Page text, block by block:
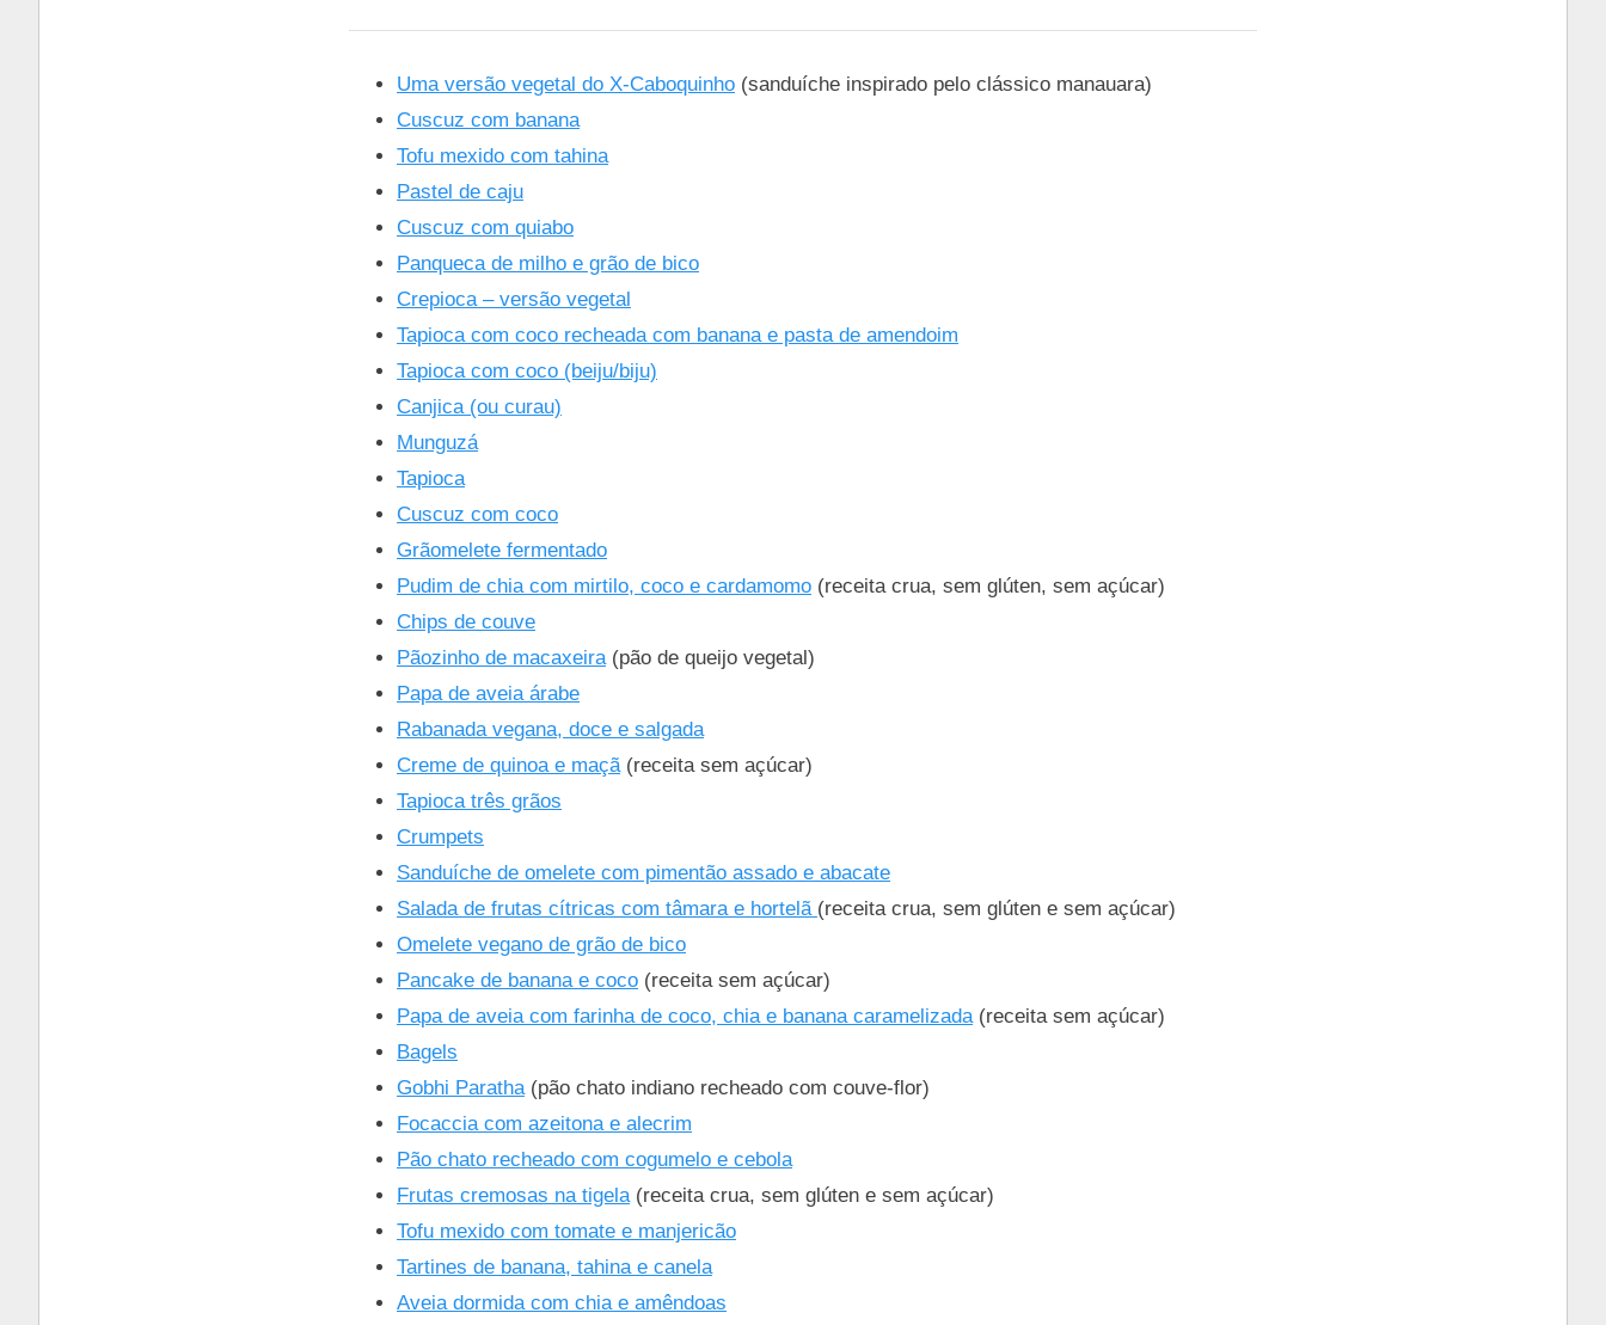
Uma versão vegetal do X-Caboquinho (sanduíche inspirado pelo clássico manauara)
Cuscuz com banana
Tofu mexido com tahina
Pastel de caju
Cuscuz com quiabo
Panqueca de milho e grão de bico
Crepioca – versão vegetal
Tapioca com coco recheada com banana e pasta de amendoim
Tapioca com coco (beiju/biju)
Canjica (ou curau)
Munguzá
Tapioca
Cuscuz com coco
Grãomelete fermentado
Pudim de chia com mirtilo, coco e cardamomo (receita crua, sem glúten, sem açúcar)
Chips de couve
Pãozinho de macaxeira(pão de queijo vegetal)
Papa de aveia árabe
Rabanada vegana, doce e salgada
Creme de quinoa e maçã(receita sem açúcar)
Tapioca três grãos
Crumpets
Sanduíche de omelete com pimentão assado e abacate
Salada de frutas cítricas com tâmara e hortelã (receita crua, sem glúten e sem açúcar)
Omelete vegano de grão de bico
Pancake de banana e coco (receita sem açúcar)
Papa de aveia com farinha de coco, chia e banana caramelizada(receita sem açúcar)
Bagels
Gobhi Paratha(pão chato indiano recheado com couve-flor)
Focaccia com azeitona e alecrim
Pão chato recheado com cogumelo e cebola
Frutas cremosas na tigela(receita crua, sem glúten e sem açúcar)
Tofu mexido com tomate e manjericão
Tartines de banana, tahina e canela
Aveia dormida com chia e amêndoas